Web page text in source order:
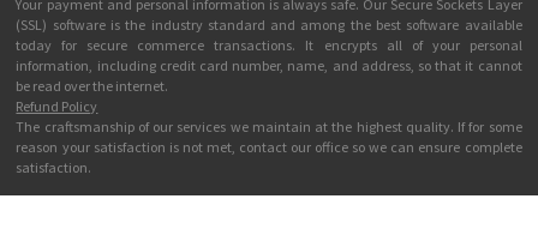
Your payment and personal information is always safe. Our Secure Sockets Layer
(SSL) software is the industry standard and among the best software available
today for secure commerce transactions. It encrypts all of your personal
information, including credit card number, name, and address, so that it cannot
be read over the internet.
Refund Policy
The craftsmanship of our services we maintain at the highest quality. If for some
reason your satisfaction is not met, contact our office so we can ensure complete
satisfaction.